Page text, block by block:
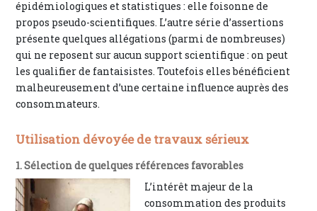
épidémiologiques et statistiques : elle foisonne de
propos pseudo-scientifiques. L’autre série d’assertions
présente quelques allégations (parmi de nombreuses)
qui ne reposent sur aucun support scientifique : on peut
les qualifier de fantaisistes. Toutefois elles bénéficient
malheureusement d’une certaine influence auprès des
consommateurs.
Utilisation dévoyée de travaux sérieux
1. Sélection de quelques références favorables
L’intérêt majeur de la
consommation des produits